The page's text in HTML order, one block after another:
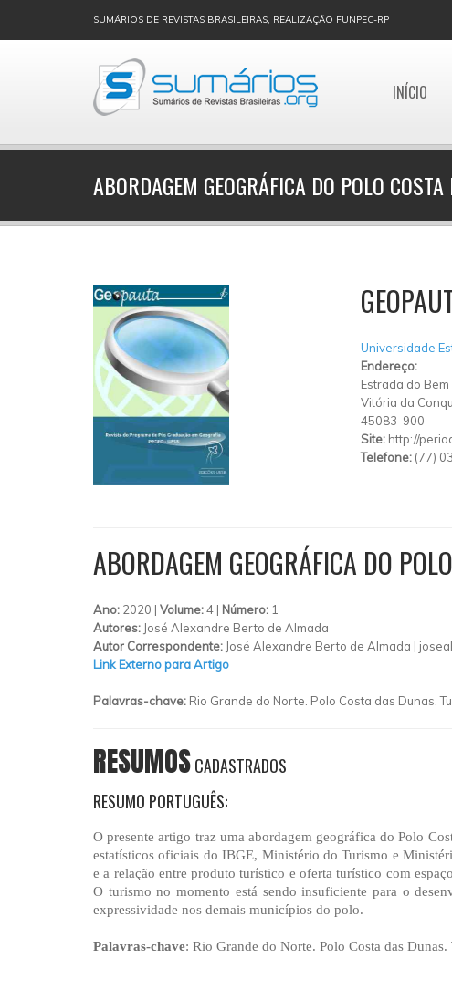
SUMÁRIOS DE REVISTAS BRASILEIRAS, REALIZAÇÃO FUNPEC-RP
INÍCIO
ABORDAGEM GEOGRÁFICA DO POLO
Universidade
Endereço:
Estrada do
Vitória da
45083-900
Site: http://
Telefone: (77)
ABORDAGEM GEOGRÁFICA DO
Ano: 2020 | Volume:4 | Número: 1
Autores: José Alexandre Berto de Almada
Autor Correspondente: José Alexandre Berto de Almada |
Link Externo para Artigo
Palavras-chave: Rio Grande do Norte. Polo Costa das Dunas.
RESUMOSCADASTRADOS
RESUMO PORTUGUÊS:
O presente artigo traz uma abordagem geográfica do Polo
estatísticos oficiais do IBGE, Ministério do Turismo e
e a relação entre produto turístico e oferta turístico com
O turismo no momento está sendo insuficiente para o
expressividade nos demais municípios do polo.
Palavras-chave: Rio Grande do Norte. Polo Costa das Dunas.